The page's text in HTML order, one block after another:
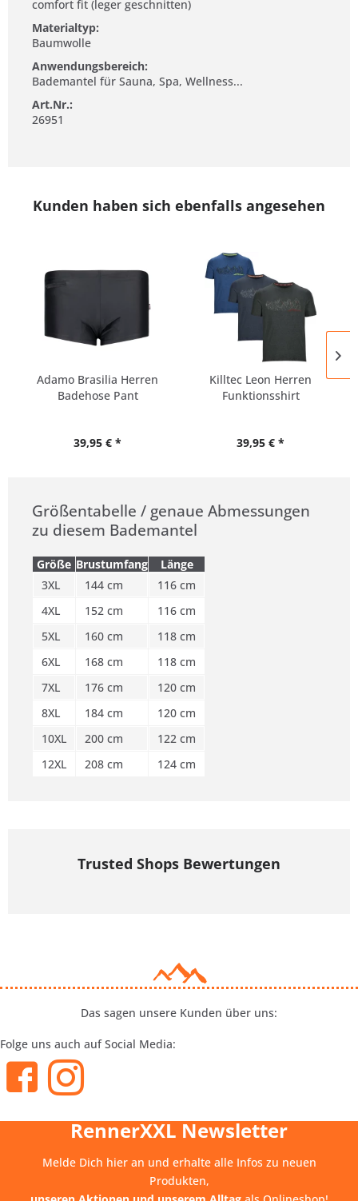
comfort fit (leger geschnitten)
Materialtyp:
Baumwolle
Anwendungsbereich:
Bademantel für Sauna, Spa, Wellness...
Art.Nr.:
26951
Kunden haben sich ebenfalls angesehen
Adamo Brasilia Herren
Badehose Pant
39,95 € *
Killtec Leon Herren
Funktionsshirt
39,95 € *
Größentabelle / genaue Abmessungen
zu diesem Bademantel
Größe Brustumfang
Länge
3XL
144 cm
116 cm
4XL
152 cm
116 cm
5XL
160 cm
118 cm
6XL
168 cm
118 cm
7XL
176 cm
120 cm
8XL
184 cm
120 cm
10XL
200 cm
122 cm
12XL
208 cm 124 cm
Trusted Shops Bewertungen
Das sagen unsere Kunden über uns:
Folge uns auch auf Social Media:
RennerXXL Newsletter
Melde Dich hier an und erhalte alle Infos zu neuen
Produkten,